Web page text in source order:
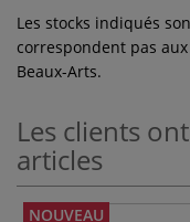
Les stocks indiqués
correspondent pas
Beaux-Arts.
Les clients
articles
NOUVEAU